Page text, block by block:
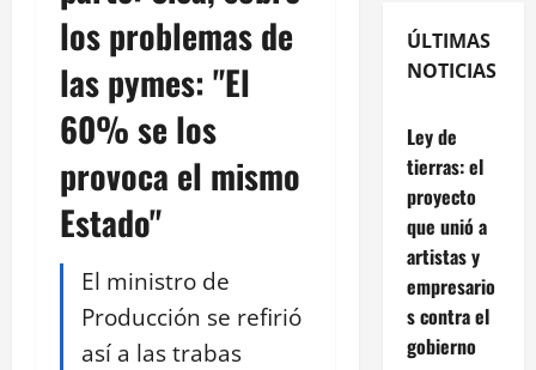
los problemas de
las pymes: "El
60% se los
provoca el mismo
Estado"
El ministro de
Producción se refirió
así a las trabas
ÚLTIMAS
NOTICIAS
Ley de
tierras: el
proyecto
que unió a
artistas y
empresario
s contra el
gobierno